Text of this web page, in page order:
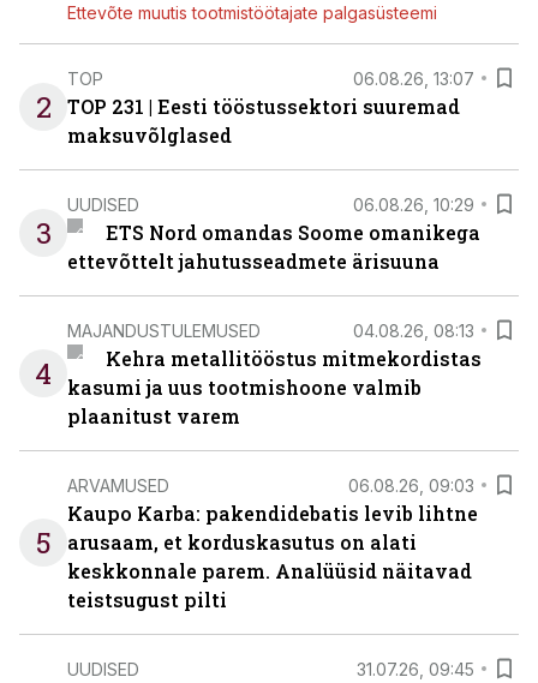
Ettevõte muutis tootmistöötajate palgasüsteemi
2
TOP 06.08.26, 13:07
TOP 231 | Eesti tööstussektori suuremad
maksuvõlglased
3
UUDISED 06.08.26, 10:29
ETS Nord omandas Soome omanikega
ettevõttelt jahutusseadmete ärisuuna
4
MAJANDUSTULEMUSED 04.08.26, 08:13
Kehra metallitööstus mitmekordistas
kasumi ja uus tootmishoone valmib
plaanitust varem
5
ARVAMUSED 06.08.26, 09:03
Kaupo Karba: pakendidebatis levib lihtne
arusaam, et korduskasutus on alati
keskkonnale parem. Analüüsid näitavad
teistsugust pilti
UUDISED 31.07.26, 09:45